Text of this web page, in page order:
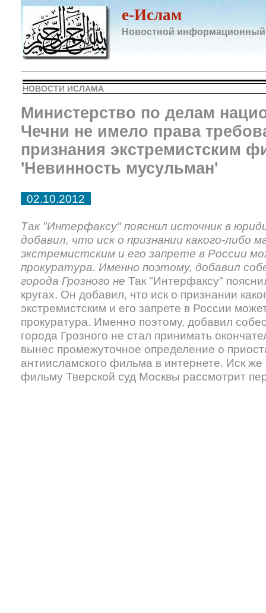
e-Ислам
Новостной информационный
НОВОСТИ ИСЛАМА
Министерство по делам
Чечни не имело права
признания экстремистским
'Невинность мусульман'
02.10.2012
Так "Интерфаксу" пояснил источник в
добавил, что иск о признании какого-либо
экстремистским и его запрете в России
прокуратура. Именно поэтому, добавил
города Грозного не Так "Интерфаксу"
кругах. Он добавил, что иск о признании
экстремистским и его запрете в России
прокуратура. Именно поэтому, добавил
города Грозного не стал принимать
вынес промежуточное определение о
антиисламского фильма в интернете. Иск
фильму Тверской суд Москвы рассмотрит